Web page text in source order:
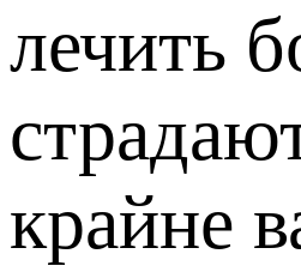
лечить
крайне